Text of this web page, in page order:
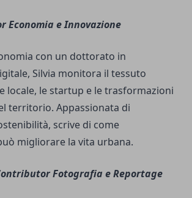
Economia e Innovazione
con un dottorato in
Silvia monitora il tessuto
locale, le startup e le trasformazioni
territorio. Appassionata di
scrive di come
migliorare la vita urbana.
Fotografia e Reportage